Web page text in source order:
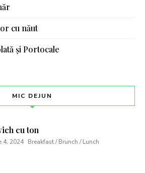
cu năut
și Portocale
MIC DEJUN
cu ton
4, 2024 Breakfast / Brunch / Lunch